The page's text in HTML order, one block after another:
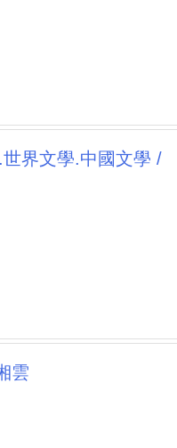
界文學.中國文學 /
雲